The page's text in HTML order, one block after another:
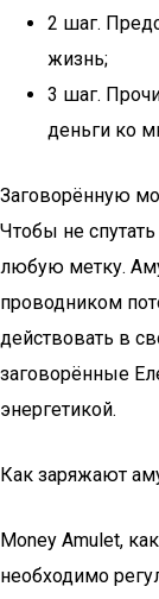
2 шаг.
жизнь;
3 шаг.
деньги ко
Заговорённую
Чтобы не
любую метку.
проводником
действовать в
заговорённые
энергетикой.
Как заряжают
Money Amulet,
необходимо